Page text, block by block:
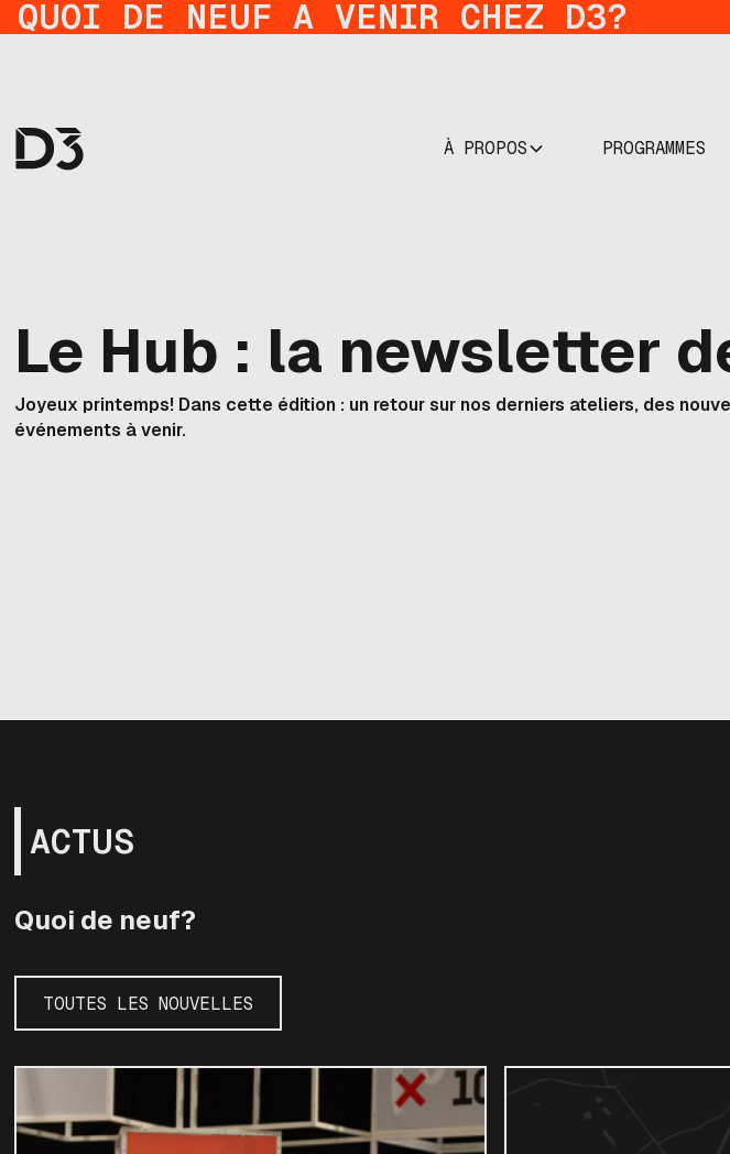
QUOI DE NEUF A VENIR CHEZ D3?
À PROPOS PROGRAMMES
Le Hub : la newsletter
Joyeux printemps! Dans cette édition : un retour sur nos derniers ateliers, des
événements à venir.
ACTUS
Quoi de neuf?
TOUTES LES NOUVELLES